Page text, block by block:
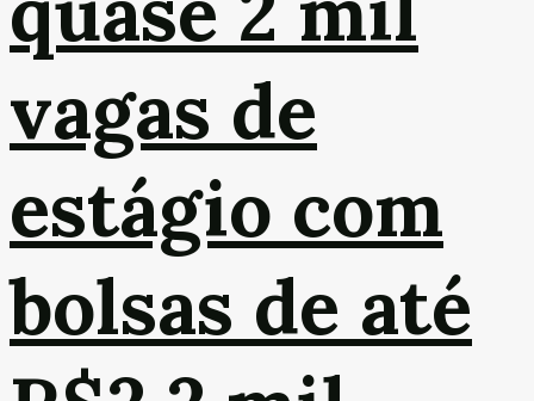
vagas de
estágio com
bolsas de até